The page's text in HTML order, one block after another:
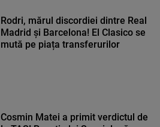
Rodri, mărul discordiei dintre Real
Madrid și Barcelona! El Clasico se
mută pe piața transferurilor
Cosmin Matei a primit verdictul de